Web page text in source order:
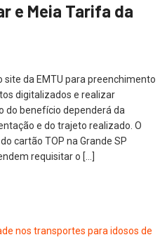
e Meia Tarifa da
site da EMTU para preenchimento
digitalizados e realizar
do benefício dependerá da
e do trajeto realizado. O
cartão TOP na Grande SP
requisitar o […]